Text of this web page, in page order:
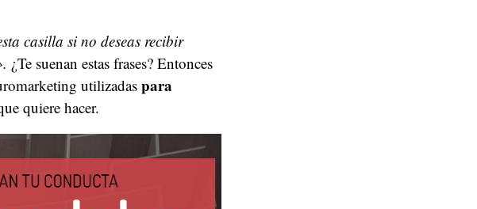
casilla si no deseas recibir
¿Te suenan estas frases? Entonces
utilizadas para
quiere hacer.